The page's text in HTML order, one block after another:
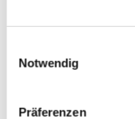
Notwendig
Präferenzen